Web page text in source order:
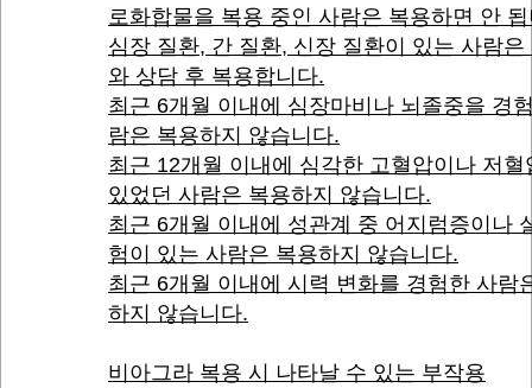
로화합물을 복용 중인 사람은 복용하면 안
심장 질환, 간 질환, 신장 질환이 있는 사람은
와 상담 후 복용합니다.
최근 6개월 이내에 심장마비나 뇌졸중을 경
람은 복용하지 않습니다.
최근 12개월 이내에 심각한 고혈압이나 저혈
있었던 사람은 복용하지 않습니다.
최근 6개월 이내에 성관계 중 어지럼증이나
험이 있는 사람은 복용하지 않습니다.
최근 6개월 이내에 시력 변화를 경험한 사람
하지 않습니다.
비아그라 복용 시 나타날 수 있는 부작용